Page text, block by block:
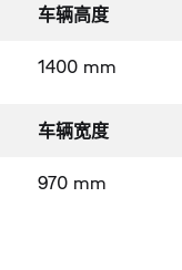
车辆高度
1400 mm
车辆宽度
970 mm